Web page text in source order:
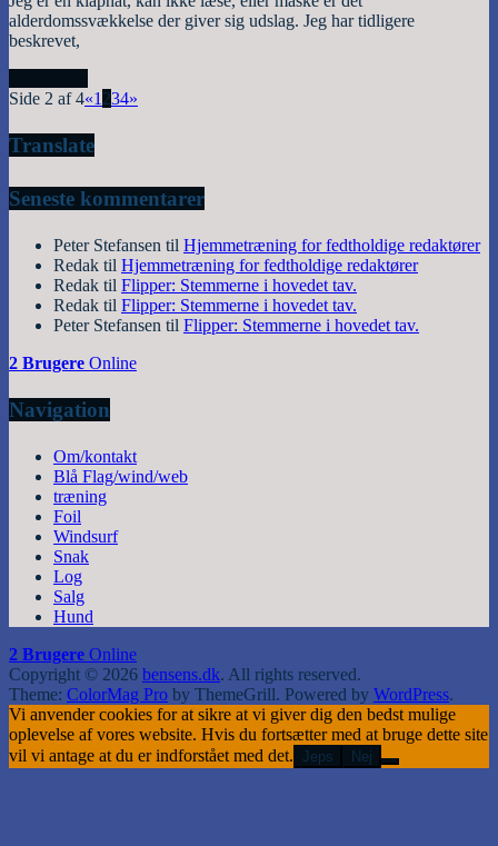
alderdomssvækkelse der giver sig udslag. Jeg har tidligere
beskrevet,
Side 2 af 4«1 234»
Translate
Seneste kommentarer
Peter Stefansen til Hjemmetræning for fedtholdige redaktører
Redak til Hjemmetræning for fedtholdige redaktører
Redak til Flipper: Stemmerne i hovedet tav.
Redak til Flipper: Stemmerne i hovedet tav.
Peter Stefansen til Flipper: Stemmerne i hovedet tav.
2 Brugere Online
Navigation
Om/kontakt
Blå Flag/wind/web
træning
Foil
Windsurf
Snak
Log
Salg
Hund
2 Brugere Online
Copyright © 2026 bensens.dk. All rights reserved.
Theme: ColorMag Pro by ThemeGrill. Powered by WordPress.
Vi anvender cookies for at sikre at vi giver dig den bedst mulige
oplevelse af vores website. Hvis du fortsætter med at bruge dette site
vil vi antage at du er indforstået med det. Jeps Nej